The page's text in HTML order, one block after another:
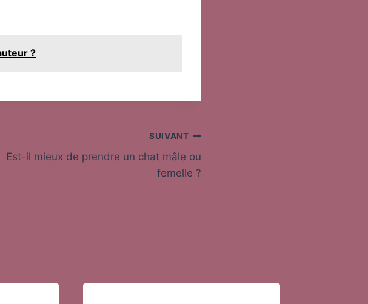
?
SUIVANT
Est-il mieux de prendre un chat mâle ou
femelle ?